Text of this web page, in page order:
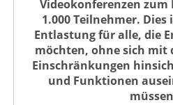
Videokonferenzen
1.000 Teilnehmer.
Entlastung für alle, die
möchten, ohne sich
Einschränkungen
und Funktionen